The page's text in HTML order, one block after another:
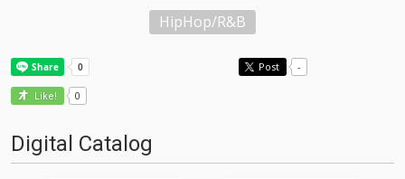
HipHop/R&B
Post -
Like! 0
Digital Catalog